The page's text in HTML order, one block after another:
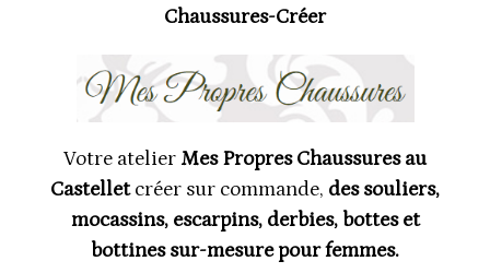
Chaussures-Créer
Votre atelier Mes Propres Chaussures au
Castelletcréer sur commande, des souliers,
mocassins, escarpins, derbies, bottes et
bottines sur-mesure pour femmes.